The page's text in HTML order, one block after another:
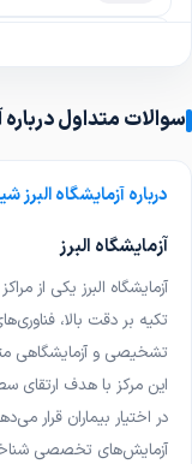
آزمایشگاه
تبریز،
آزمایشگاه
تهران
آزمایشگاه
مشهد،
سوالات متداول درباره
درباره آزمایشگاه البرز
آزمایشگاه البرز
آزمایشگاه البرز یکی
تکیه بر دقت بالا،
تشخیصی و آزمایشگاهی
این مرکز با هدف
در اختیار بیماران قرار
آزمایش‌های تخصصی